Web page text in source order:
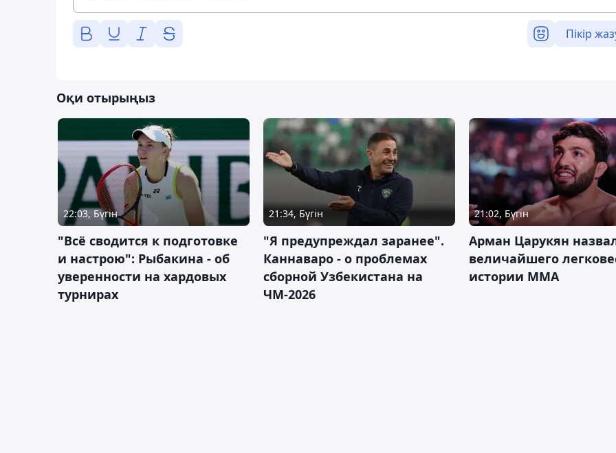
Пікір
Оқи отырыңыз
22:03, Бүгін
"Всё сводится к подготовке
и настрою": Рыбакина - об
уверенности на хардовых
турнирах
21:34, Бүгін
"Я предупреждал заранее".
Каннаваро - о проблемах
сборной Узбекистана на
ЧМ-2026
21:02, Бүгін
Арман Царукян
величайшего
истории ММА